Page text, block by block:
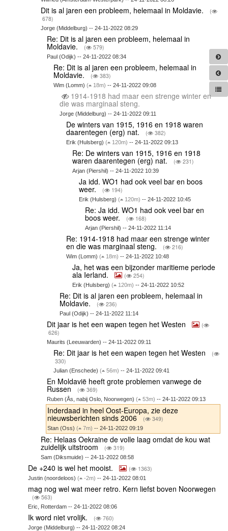
Dit is al jaren een probleem, helemaal in Moldavie.
(
678)
Jorge (Middelburg) -- 24-11-2022 08:29
Re: Dit is al jaren een probleem, helemaal in
Moldavie. ( 579)
Paul (Odijk) -- 24-11-2022 08:34
Re: Dit is al jaren een probleem, helemaal in
Moldavie. ( 383)
Wim (Lomm) ( 18m) -- 24-11-2022 09:08
1914-1918 had maar een strenge winter en
die was marginaal steng.
Jorge (Middelburg) -- 24-11-2022 09:11
De winters van 1915, 1916 en 1918 waren
daarentegen (erg) nat. ( 382)
Erik (Hulsberg) ( 120m) -- 24-11-2022 09:13
Re: De winters van 1915, 1916 en 1918
waren daarentegen (erg) nat. ( 231)
Arjan (Piershil) -- 24-11-2022 10:39
Ja idd. WO1 had ook veel bar en boos
weer. ( 194)
Erik (Hulsberg) ( 120m) -- 24-11-2022 10:45
Re: Ja idd. WO1 had ook veel bar en
boos weer. ( 168)
Arjan (Piershil) -- 24-11-2022 11:14
Re: 1914-1918 had maar een strenge winter
en die was marginaal steng. ( 216)
Wim (Lomm) ( 18m) -- 24-11-2022 10:48
Ja, het was een bijzonder maritieme periode
ala Ierland. ( 254)
Erik (Hulsberg)( 120m) -- 24-11-2022 10:52
Re: Dit is al jaren een probleem, helemaal in
Moldavie. ( 236)
Paul (Odijk) -- 24-11-2022 11:14
Dit jaar is het een wapen tegen het Westen
(
626)
Maurits (Leeuwarden) -- 24-11-2022 09:11
Re: Dit jaar is het een wapen tegen het Westen
(
330)
Julian (Enschede) ( 56m) -- 24-11-2022 09:41
En Moldavië heeft grote problemen vanwege de
Russen ( 369)
Ruben (Ås, nabij Oslo, Noorwegen)( 53m) -- 24-11-2022 09:13
Inderdaad in heel Oost-Europa, zie deze
nieuwsberichten sinds 2006 ( 349)
Stan (Oss)( 7m) -- 24-11-2022 09:19
Re: Helaas Oekraine de volle laag omdat de kou wat
zuidelijk uitstroom ( 319)
Sam (Diksmuide) -- 24-11-2022 08:58
De +240 is wel het mooist. ( 1363)
Justin (noordeloos) ( -2m) -- 24-11-2022 08:01
mag nog wel wat meer retro. Kern liefst boven Noorwegen
( 563)
Eric, Rotterdam -- 24-11-2022 08:06
Ik word niet vrolijk. ( 760)
Jorge (Middelburg) -- 24-11-2022 08:24